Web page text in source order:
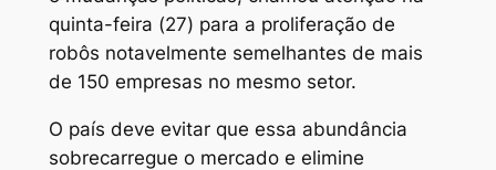
quinta-feira (27) para a proliferação de
robôs notavelmente semelhantes de mais
de 150 empresas no mesmo setor.
O país deve evitar que essa abundância
sobrecarregue o mercado e elimine